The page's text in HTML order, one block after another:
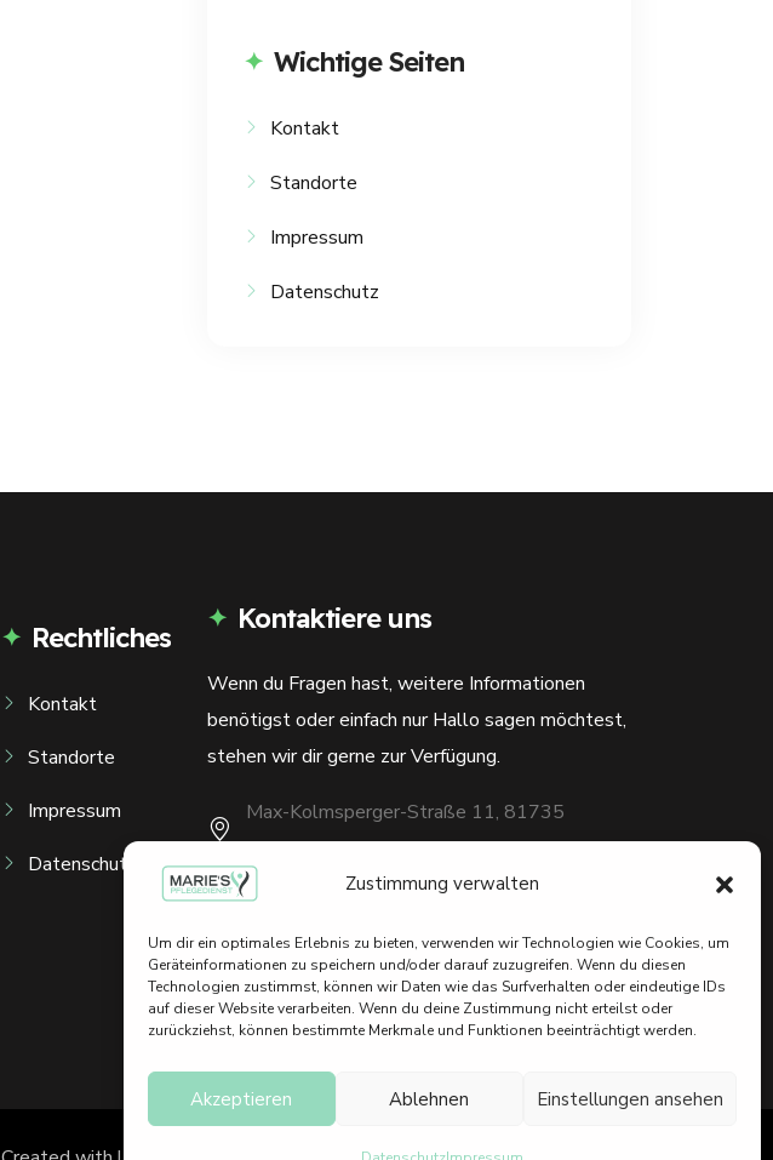
Zustimmung verwalten
Um dir ein optimales Erlebnis zu bieten, verwenden wir Technologien wie Cookies, um
Geräteinformationen zu speichern und/oder darauf zuzugreifen. Wenn du diesen
Technologien zustimmst, können wir Daten wie das Surfverhalten oder eindeutige IDs
auf dieser Website verarbeiten. Wenn du deine Zustimmung nicht erteilst oder
zurückziehst, können bestimmte Merkmale und Funktionen beeinträchtigt werden.
Akzeptieren Ablehnen Einstellungen ansehen
Wichtige Seiten
Kontakt
Standorte
Impressum
Datenschutz
Rechtliches
Kontakt
Standorte
Impressum
Datenschutz
Kontaktiere uns
Wenn du Fragen hast, weitere Informationen
benötigst oder einfach nur Hallo sagen möchtest,
stehen wir dir gerne zur Verfügung.
Max-Kolmsperger-Straße 11, 81735
München
+49 (0) 89 2354 6765
info@mariespflege.de